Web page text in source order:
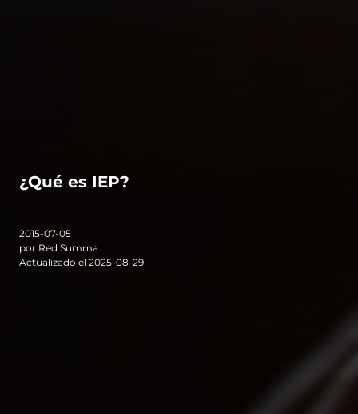
¿Qué es IEP?
2015-07-05
por Red Summa
Actualizado el 2025-08-29